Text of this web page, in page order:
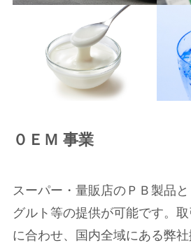
０ＥＭ 事業
スーパー・量販店のＰＢ製品
グルト等の提供が可能です。
に合わせ、国内全域にある弊